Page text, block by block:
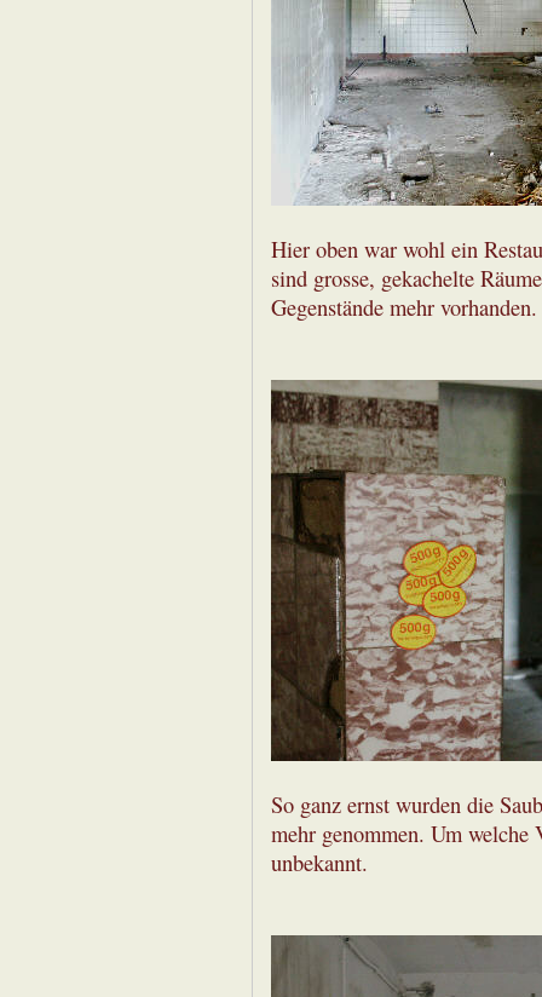
Hier oben war wohl ein
sind grosse, gekachelte
Gegenstände mehr vorhanden.
So ganz ernst wurden die
mehr genommen. Um welche
unbekannt.